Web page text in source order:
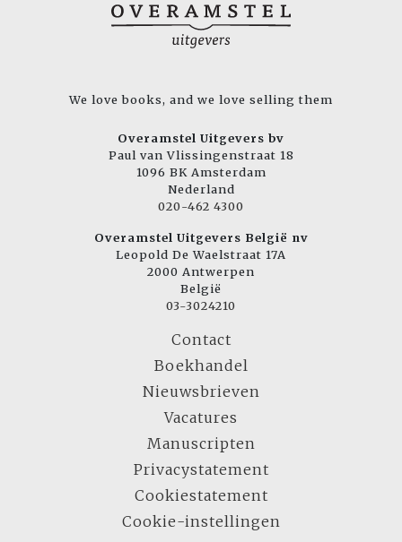
We love books, and we love selling them
Overamstel Uitgevers bv
Paul van Vlissingenstraat 18
1096 BK Amsterdam
Nederland
020-462 4300
Overamstel Uitgevers België nv
Leopold De Waelstraat 17A
2000 Antwerpen
België
03-3024210
Contact
Boekhandel
Nieuwsbrieven
Vacatures
Manuscripten
Privacystatement
Cookiestatement
Cookie-instellingen